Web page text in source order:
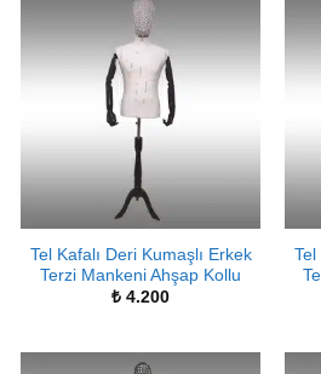
Tel Kafalı Deri Kumaşlı Erkek
Terzi Mankeni Ahşap Kollu
₺ 4.200
Tel